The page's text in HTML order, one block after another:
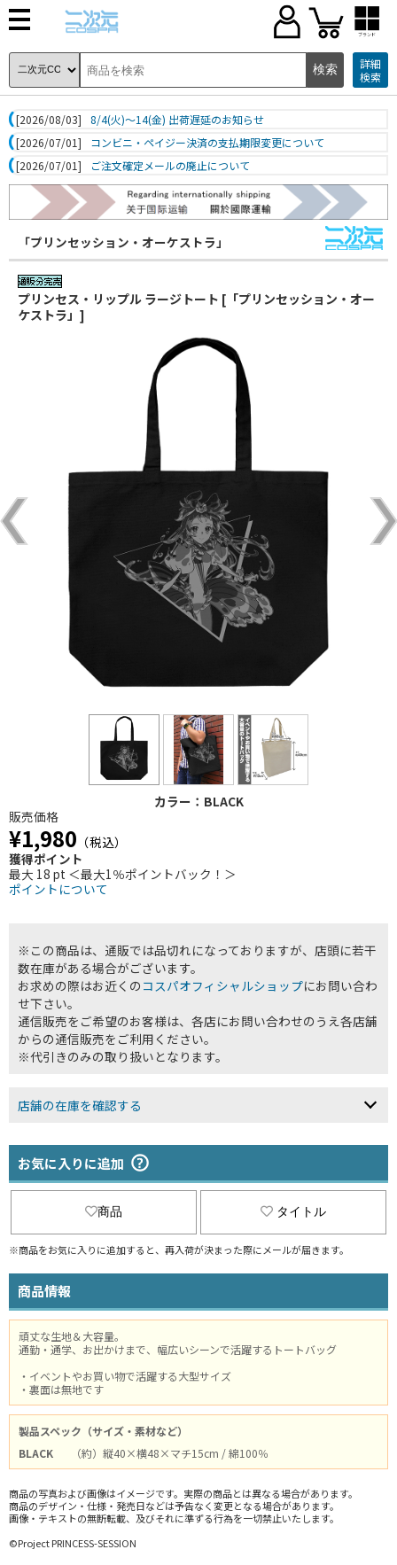
ブランド
詳細
検索
[2026/08/03]
8/4(火)～14(金) 出荷遅延のお知らせ
[2026/07/01]
コンビニ・ペイジー決済の支払期限変更について
[2026/07/01]
ご注文確定メールの廃止について
「プリンセッション・オーケストラ」
プリンセス・リップル ラージトート [「プリンセッション・オー
ケストラ」]
カラー：BLACK
販売価格
¥1,980 （税込）
獲得ポイント
最大 18 pt ＜最大1％ポイントバック！＞
ポイントについて
※この商品は、通販では品切れになっておりますが、店頭に若干
数在庫がある場合がございます。
お求めの際はお近くの コスパオフィシャルショップにお問い合わ
せ下さい。
通信販売をご希望のお客様は、各店にお問い合わせのうえ各店舗
からの通信販売をご利用ください。
※代引きのみの取り扱いとなります。
店舗の在庫を確認する
お気に入りに追加
商品 タイトル
※商品をお気に入りに追加すると、再入荷が決まった際にメールが届きます。
商品情報
頑丈な生地＆大容量。
通勤・通学、お出かけまで、幅広いシーンで活躍するトートバッグ
・イベントやお買い物で活躍する大型サイズ
・裏面は無地です
製品スペック（サイズ・素材など）
BLACK
（約）縦40×横48×マチ15cm / 綿100％
商品の写真および画像はイメージです。実際の商品とは異なる場合があります。
商品のデザイン・仕様・発売日などは予告なく変更となる場合があります。
画像・テキストの無断転載、及びそれに準ずる行為を一切禁止いたします。
©Project PRINCESS-SESSION